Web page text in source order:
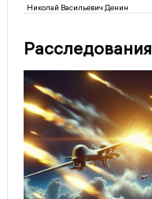
Николай Васильевич Денин
Расследования